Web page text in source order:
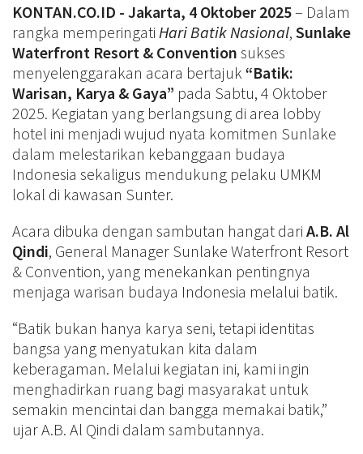
KONTAN.CO.ID - Jakarta, 4 Oktober 2025– Dalam
rangka memperingati Hari Batik Nasional, Sunlake
Waterfront Resort & Convention sukses
menyelenggarakan acara bertajuk “Batik:
Warisan, Karya & Gaya” pada Sabtu, 4 Oktober
2025. Kegiatan yang berlangsung di area lobby
hotel ini menjadi wujud nyata komitmen Sunlake
dalam melestarikan kebanggaan budaya
Indonesia sekaligus mendukung pelaku UMKM
lokal di kawasan Sunter.
Acara dibuka dengan sambutan hangat dari A.B. Al
Qindi, General Manager Sunlake Waterfront Resort
& Convention, yang menekankan pentingnya
menjaga warisan budaya Indonesia melalui batik.
“Batik bukan hanya karya seni, tetapi identitas
bangsa yang menyatukan kita dalam
keberagaman. Melalui kegiatan ini, kami ingin
menghadirkan ruang bagi masyarakat untuk
semakin mencintai dan bangga memakai batik,”
ujar A.B. Al Qindi dalam sambutannya.